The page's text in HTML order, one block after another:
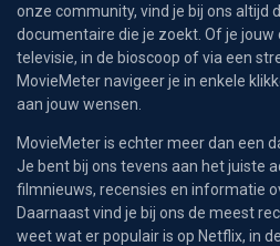
onze community, vind je bij ons altijd
documentaire die je zoekt. Of je jouw
televisie, in de bioscoop of via een
MovieMeter navigeer je in enkele
aan jouw wensen.
MovieMeter is echter meer dan een
Je bent bij ons tevens aan het juiste
filmnieuws, recensies en informatie
Daarnaast vind je bij ons de meest
weet wat er populair is op Netflix, in